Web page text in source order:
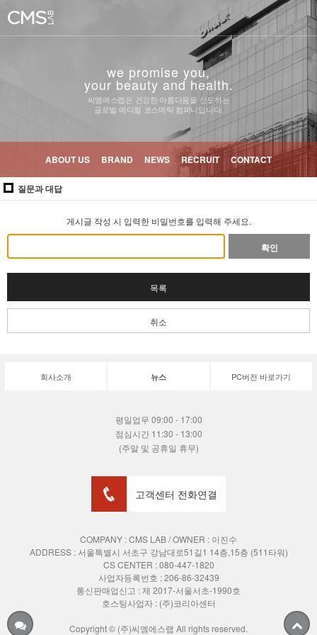
we promise you,
your beauty and health.
씨엠에스랩은 건강한 아름다움을 선도하는
글로벌 메디컬 코스메틱 컴퍼니입니다.
ABOUT US BRAND NEWS RECRUIT CONTACT
질문과 대답
게시글 작성 시 입력한 비밀번호를 입력해 주세요.
확인
목록
취소
회사소개 뉴스 PC버전 바로가기
평일업무 09:00 - 17:00
점심시간 11:30 - 13:00
(주말 및 공휴일 휴무)
고객센터 전화연결
COMPANY : CMS LAB / OWNER : 이진수
ADDRESS : 서울특별시 서초구 강남대로51길1 14층,15층 (511타워)
CS CENTER : 080-447-1820
사업자등록번호 : 206-86-32439
통신판매업신고 : 제 2017-서울서초-1990호
호스팅사업자 : (주)코리아센터
Copyright © (주)씨엠에스랩 All rights reserved.